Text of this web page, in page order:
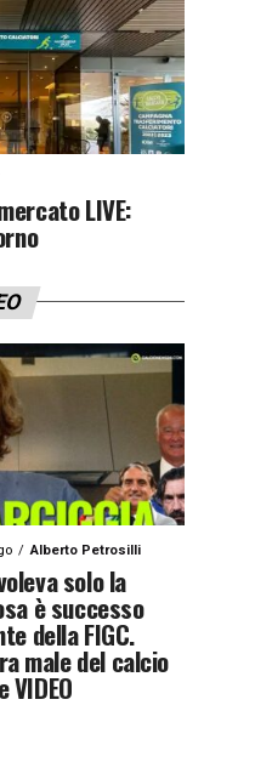
LIVE:
Alberto Petrosilli
solo la
è successo
della FIGC.
male del calcio
VIDEO